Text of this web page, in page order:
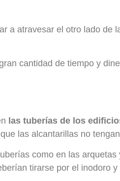
a atravesar el otro lado de
cantidad de tiempo y
las tuberías de los
las alcantarillas no
como en las
tirarse por el inodoro